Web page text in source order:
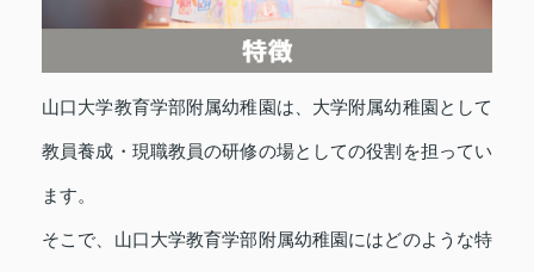
山口大学教育学部附属幼稚園は、大学附属幼稚園として
教員養成・現職教員の研修の場としての役割を担ってい
ます。
そこで、山口大学教育学部附属幼稚園にはどのような特